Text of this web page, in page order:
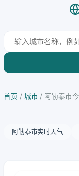
首页 / 城市 / 阿勒泰市
阿勒泰市实时天气